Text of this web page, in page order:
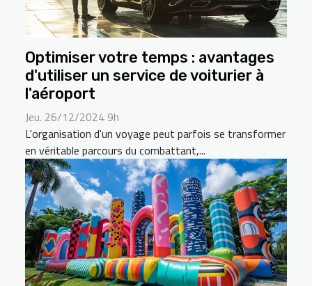
Optimiser votre temps : avantages
d'utiliser un service de voiturier à
l'aéroport
Jeu. 26/12/2024 9h
L'organisation d'un voyage peut parfois se transformer
en véritable parcours du combattant,...